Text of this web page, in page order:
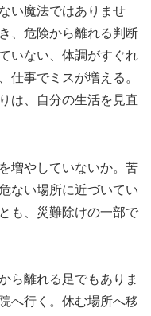
い魔法ではありませ
、危険から離れる判断
いない、体調がすぐれ
仕事でミスが増える。
は、自分の生活を見直
増やしていないか。苦
ない場所に近づいてい
も、災難除けの一部で
ら離れる足でもありま
へ行く。休む場所へ移